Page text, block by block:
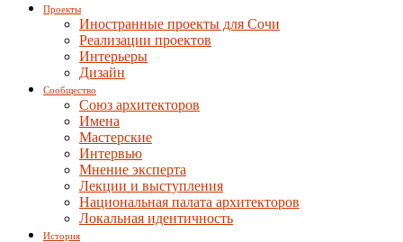
Проекты
Иностранные проекты для Сочи
Реализации проектов
Интерьеры
Дизайн
Сообщество
Союз архитекторов
Имена
Мастерские
Интервью
Мнение эксперта
Лекции и выступления
Национальная палата архитекторов
Локальная идентичность
История